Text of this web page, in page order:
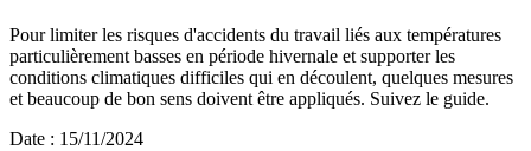
Pour limiter les risques d'accidents du travail liés aux températures
particulièrement basses en période hivernale et supporter les
conditions climatiques difficiles qui en découlent, quelques mesures
et beaucoup de bon sens doivent être appliqués. Suivez le guide.
Date : 15/11/2024